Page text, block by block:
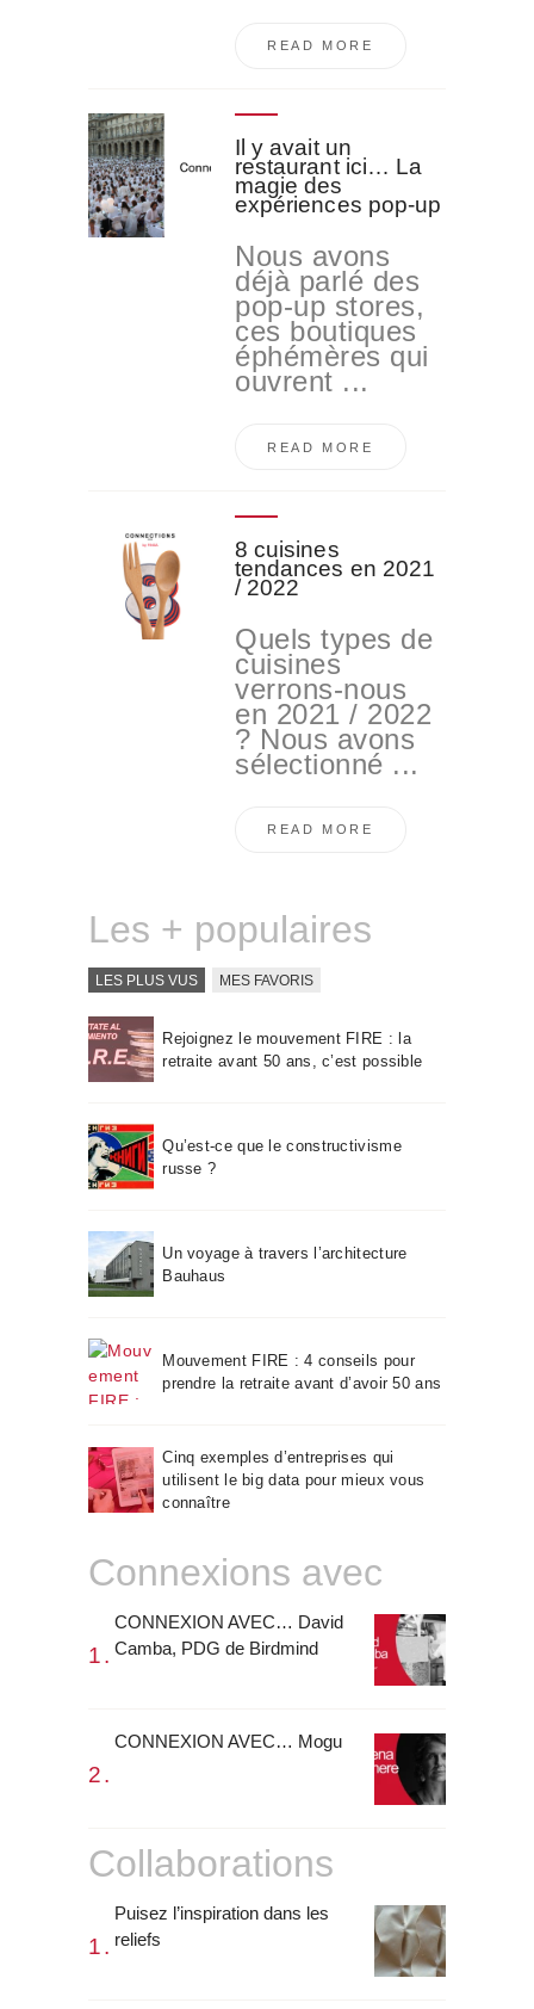
READ MORE
Il y avait un
restaurant ici… La
magie des
expériences pop-up
Nous avons
déjà parlé des
pop-up stores,
ces boutiques
éphémères qui
ouvrent ...
READ MORE
8 cuisines
tendances en 2021
/ 2022
Quels types de
cuisines
verrons-nous
en 2021 / 2022
? Nous avons
sélectionné ...
READ MORE
Les + populaires
LES PLUS VUS MES FAVORIS
Rejoignez le mouvement FIRE : la
retraite avant 50 ans, c’est possible
Qu’est-ce que le constructivisme
russe ?
Un voyage à travers l’architecture
Bauhaus
Mouvement FIRE : 4 conseils pour
prendre la retraite avant d’avoir 50 ans
Cinq exemples d’entreprises qui
utilisent le big data pour mieux vous
connaître
Connexions avec
CONNEXION AVEC… David
Camba, PDG de Birdmind
CONNEXION AVEC… Mogu
Collaborations
Puisez l’inspiration dans les
reliefs